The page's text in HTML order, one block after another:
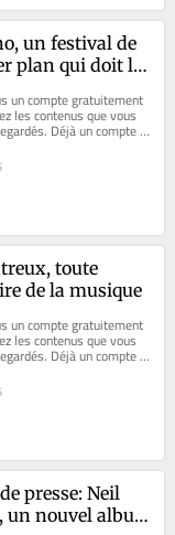
un festival de
plan qui doit le
un compte gratuitement
les contenus que vous
Déjà un compte ?
En été 1946, peu avant
toute
de la musique
un compte gratuitement
les contenus que vous
Déjà un compte ?
Carnet d'été: en...
presse: Neil
un nouvel album